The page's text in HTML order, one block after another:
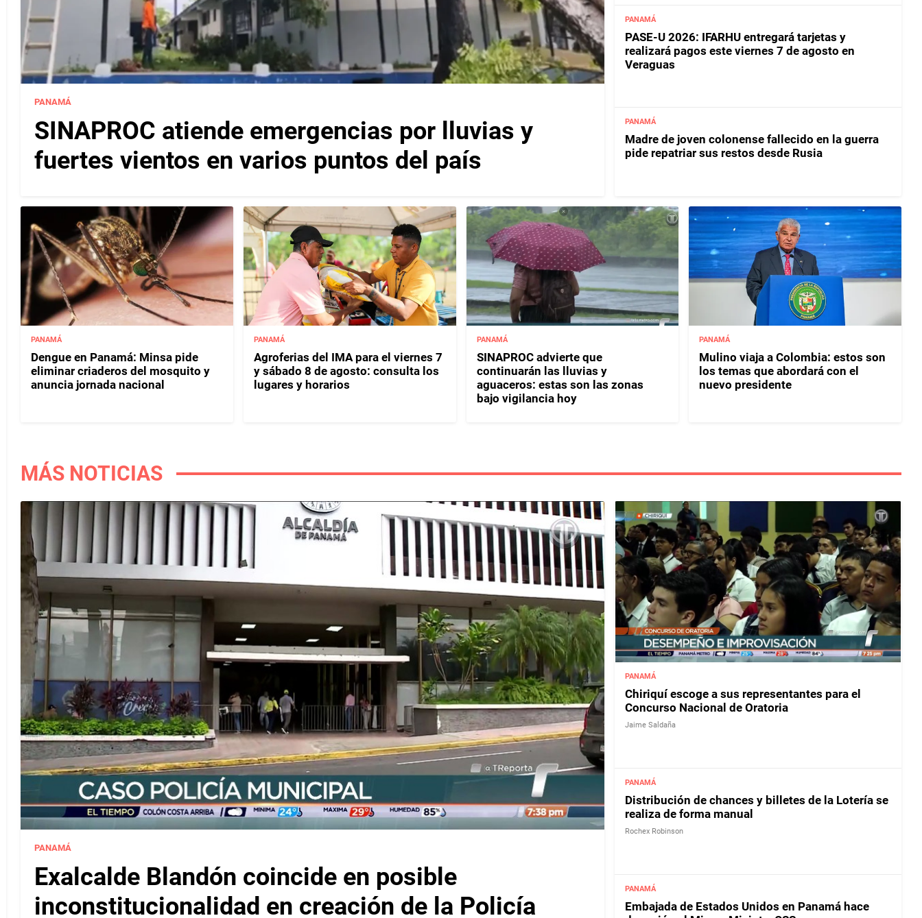
PANAMÁ
SINAPROC atiende emergencias por lluvias y
fuertes vientos en varios puntos del país
PANAMÁ
PASE-U 2026: IFARHU entregará tarjetas y
realizará pagos este viernes 7 de agosto en
Veraguas
PANAMÁ
Madre de joven colonense fallecido en la guerra
pide repatriar sus restos desde Rusia
PANAMÁ
Dengue en Panamá: Minsa pide
eliminar criaderos del mosquito y
anuncia jornada nacional
PANAMÁ
Agroferias del IMA para el viernes 7
y sábado 8 de agosto: consulta los
lugares y horarios
PANAMÁ
SINAPROC advierte que
continuarán las lluvias y
aguaceros: estas son las zonas
bajo vigilancia hoy
PANAMÁ
Mulino viaja a Colombia: estos son
los temas que abordará con el
nuevo presidente
MÁS NOTICIAS
PANAMÁ
Exalcalde Blandón coincide en posible
inconstitucionalidad en creación de la Policía
PANAMÁ
Chiriquí escoge a sus representantes para el
Concurso Nacional de Oratoria
Jaime Saldaña
PANAMÁ
Distribución de chances y billetes de la Lotería se
realiza de forma manual
Rochex Robinson
PANAMÁ
Embajada de Estados Unidos en Panamá hace